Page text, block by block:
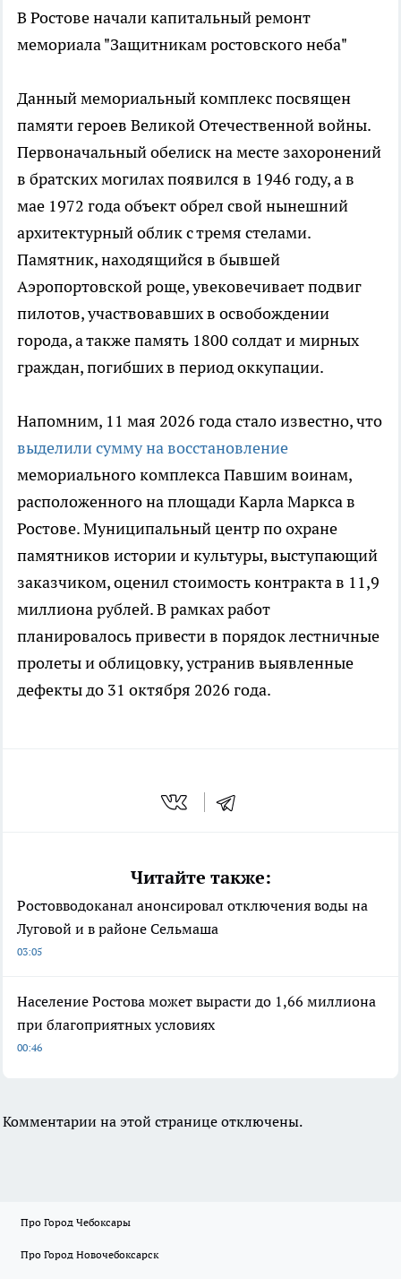
В Ростове начали капитальный ремонт
мемориала "Защитникам ростовского неба"
Данный мемориальный комплекс посвящен
памяти героев Великой Отечественной войны.
Первоначальный обелиск на месте захоронений
в братских могилах появился в 1946 году, а в
мае 1972 года объект обрел свой нынешний
архитектурный облик с тремя стелами.
Памятник, находящийся в бывшей
Аэропортовской роще, увековечивает подвиг
пилотов, участвовавших в освобождении
города, а также память 1800 солдат и мирных
граждан, погибших в период оккупации.
Напомним, 11 мая 2026 года стало известно, что
выделили сумму на восстановление
мемориального комплекса Павшим воинам,
расположенного на площади Карла Маркса в
Ростове. Муниципальный центр по охране
памятников истории и культуры, выступающий
заказчиком, оценил стоимость контракта в 11,9
миллиона рублей. В рамках работ
планировалось привести в порядок лестничные
пролеты и облицовку, устранив выявленные
дефекты до 31 октября 2026 года.
Читайте также:
Ростовводоканал анонсировал отключения воды на
Луговой и в районе Сельмаша
03:05
Население Ростова может вырасти до 1,66 миллиона
при благоприятных условиях
00:46
Комментарии на этой странице отключены.
Про Город Чебоксары
Про Город Новочебоксарск